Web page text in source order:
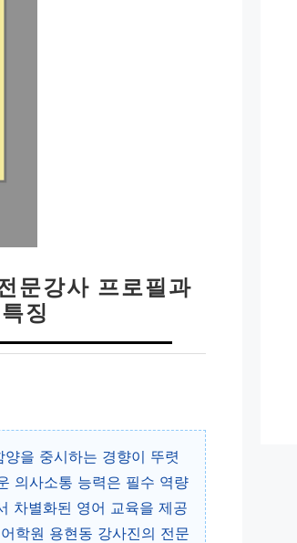
문강사 프로필과
징
을 중시하는 경향이 뚜렷
의사소통 능력은 필수 역량
차별화된 영어 교육을 제공
학원 용현동 강사진의 전문